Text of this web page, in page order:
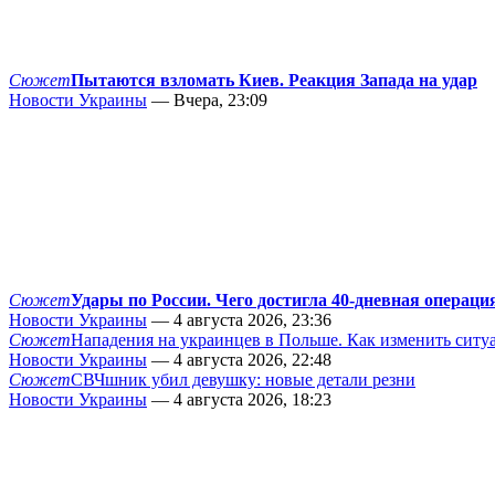
СюжетПытаются взломать Киев. Реакция Запада на удар
Новости Украины — Вчера, 23:09
СюжетУдары по России. Чего достигла 40-дневная
Новости Украины — 4 августа 2026, 23:36
СюжетНападения на украинцев в Польше. Как изменить
Новости Украины — 4 августа 2026, 22:48
СюжетСВЧшник убил девушку: новые детали резни
Новости Украины — 4 августа 2026, 18:23